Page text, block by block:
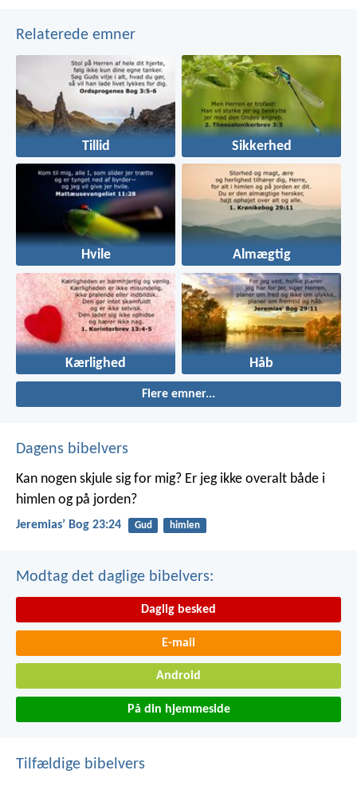
Relaterede emner
Tillid Sikkerhed
Hvile Almægtig
Kærlighed Håb
Flere emner...
Dagens bibelvers
Kan nogen skjule sig for mig? Er jeg ikke overalt både i
himlen og på jorden?
Jeremiasʼ Bog 23:24 Gud himlen
Modtag det daglige bibelvers:
Daglig besked
E-mail
Android
På din hjemmeside
Tilfældige bibelvers